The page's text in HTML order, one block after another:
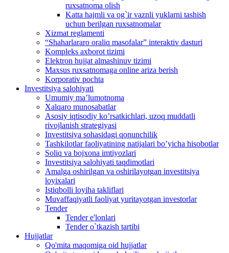
ruxsatnoma olish
Katta hajmli va og`ir vaznli yuklarni tashish
uchun berilgan ruxsatnomalar
Xizmat reglamenti
“Shaharlararo oraliq masofalar” interaktiv dasturi
Kompleks axborot tizimi
Elektron hujjat almashinuv tizimi
Maxsus ruxsatnomaga online ariza berish
Korporativ pochta
Investitsiya salohiyati
Umumiy maʼlumotnoma
Xalqaro munosabatlar
Аsosiy iqtisodiy koʼrsatkichlari, uzoq muddatli
rivojlanish strategiyasi
Investitsiya sohasidagi qonunchilik
Tashkilotlar faoliyatining natijalari boʼyicha hisobotlar
Soliq va bojxona imtiyozlari
Investitsiya salohiyati taqdimotlari
Аmalga oshirilgan va oshirilayotgan investitsiya
loyixalari
Istiqbolli loyiha takliflari
Muvaffaqiyatli faoliyat yuritayotgan investorlar
Tender
Tender e'lonlari
Tender o`tkazish tartibi
Hujjatlar
Qo'mita maqomiga oid hujjatlar